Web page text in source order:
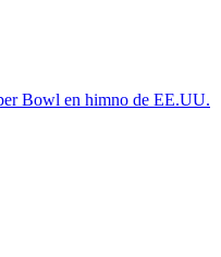
Bowl en himno de EE.UU.